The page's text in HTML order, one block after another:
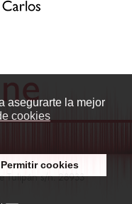
asegurarte la mejor
cookies
Permitir cookies
Tulipán s/n. 28933